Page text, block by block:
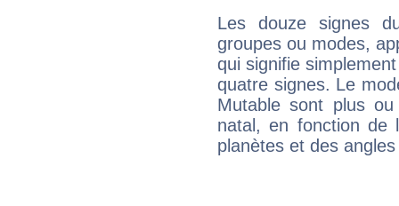
Les douze signes
groupes ou modes,
qui signifie
quatre signes. Le
Mutable sont plus
natal, en fonction de
planètes et des